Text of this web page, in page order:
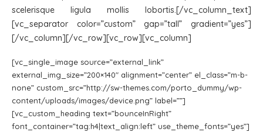
scelerisque ligula mollis lobortis.[/vc_column_text]
[vc_separator color=”custom” gap=”tall” gradient=”yes”]
[/vc_column][/vc_row][vc_row][vc_column]
[vc_single_image source=”external_link”
external_img_size=”200×140″ alignment=”center” el_class=”m-b-
none” custom_src=”http://sw-themes.com/porto_dummy/wp-
content/uploads/images/device.png” label=””]
[vc_custom_heading text=”bounceInRight”
font_container=”tag:h4|text_align:left” use_theme_fonts=”yes”]